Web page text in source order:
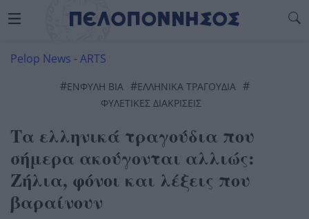
Pelop News -ARTS
#ΕΝΦΥΛΗ ΒΙΑ #ΕΛΛΗΝΙΚΑ ΤΡΑΓΟΥΔΙΑ #
ΦΥΛΕΤΙΚΕΣ ΔΙΑΚΡΙΣΕΙΣ
Τα ελληνικά τραγούδια που
σήμερα ακούγονται αλλιώς:
Ζήλια, φόνοι και λέξεις που
βαραίνουν